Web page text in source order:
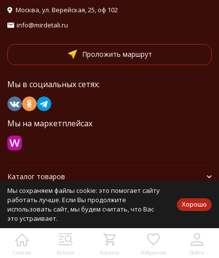
Главная Каталог Корзина Избранное Войти
Москва, ул. Верейская, 25, оф 102
info@mirdetali.ru
Проложить маршрут
Мы в социальных сетях:
Мы на маркетплейсах
Каталог товаров
Информация
Политика персональных данных Карта сайта
Мы сохраняем файлы cookie: это помогает сайту
работать лучше. Если Вы продолжите
использовать сайт, мы будем считать, что Вас
это устраивает.
Хорошо